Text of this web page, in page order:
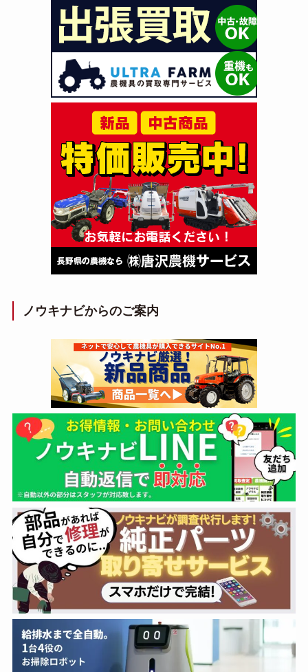
ノウキナビからのご案内